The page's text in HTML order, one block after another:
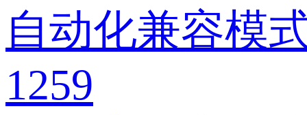
自动化兼容模
1259